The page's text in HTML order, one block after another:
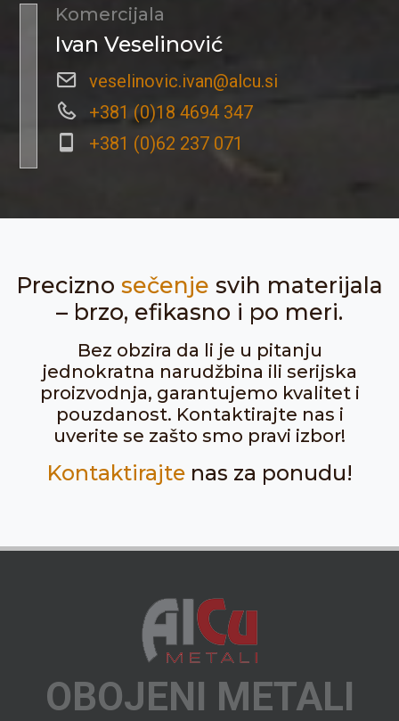
Komercijala
Ivan Veselinović
veselinovic.ivan@alcu.si
+381 (0)18 4694 347
+381 (0)62 237 071
Precizno sečenje svih materijala
– brzo, efikasno i po meri.
Bez obzira da li je u pitanju
jednokratna narudžbina ili serijska
proizvodnja, garantujemo kvalitet i
pouzdanost. Kontaktirajte nas i
uverite se zašto smo pravi izbor!
Kontaktirajtenas za ponudu!
OBOJENI METALI